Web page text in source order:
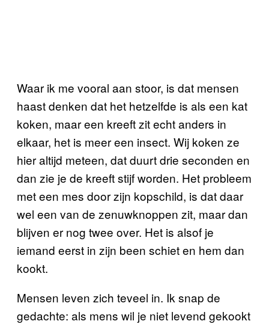
Waar ik me vooral aan stoor, is dat mensen
haast denken dat het hetzelfde is als een kat
koken, maar een kreeft zit echt anders in
elkaar, het is meer een insect. Wij koken ze
hier altijd meteen, dat duurt drie seconden en
dan zie je de kreeft stijf worden. Het probleem
met een mes door zijn kopschild, is dat daar
wel een van de zenuwknoppen zit, maar dan
blijven er nog twee over. Het is alsof je
iemand eerst in zijn been schiet en hem dan
kookt.
Mensen leven zich teveel in. Ik snap de
gedachte: als mens wil je niet levend gekookt